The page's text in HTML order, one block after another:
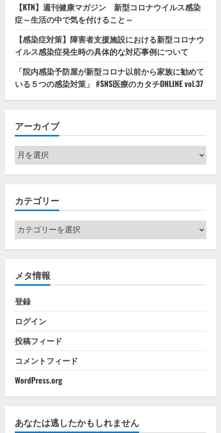
【KTN】週刊健康マガジン 新型コロナウイルス感染
症～生活の中で気を付けること～
【感染症対策】障害者支援施設における新型コロナウ
イルス感染症発生時の具体的な対応事例について
「院内感染予防屋が新型コロナ以前から家族に勧めて
いる５つの感染対策」 #SNS医療のカタチONLINE vol.37
アーカイブ
ア
ー
カ
ブ
カテゴリー
カ
テ
ゴ
ー
メタ情報
登録
ログイン
投稿フィード
コメントフィード
WordPress.org
あなたは逃したかもしれません